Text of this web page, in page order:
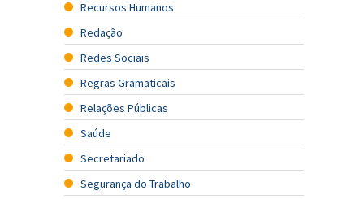
Recursos Humanos
Redação
Redes Sociais
Regras Gramaticais
Relações Públicas
Saúde
Secretariado
Segurança do Trabalho